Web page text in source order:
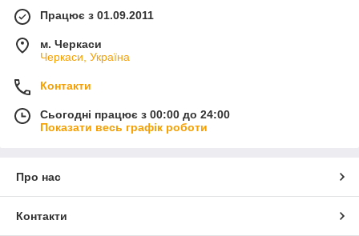
Працює з 01.09.2011
м. Черкаси
Черкаси, Україна
Контакти
Сьогодні працює з 00:00 до 24:00
Показати весь графік роботи
Про нас
Контакти